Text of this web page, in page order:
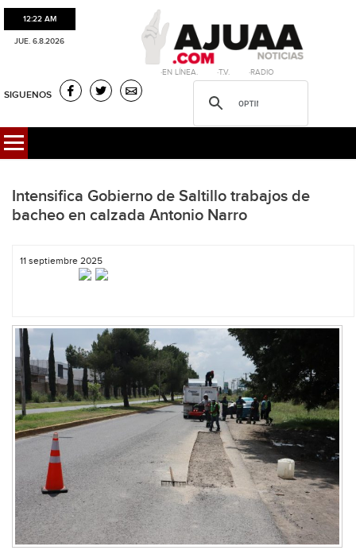
12:22 AM
JUE. 6.8.2026
·EN LÍNEA. ·T.V. ·RADIO
SIGUENOS
Intensifica Gobierno de Saltillo trabajos de
bacheo en calzada Antonio Narro
11 septiembre 2025